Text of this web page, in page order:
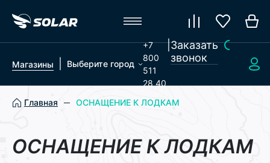
Магазины Выберите город
+7
800
511
28 40
|Заказать
звонок
Главная ОСНАЩЕНИЕ К ЛОДКАМ
ОСНАЩЕНИЕ К ЛОДКАМ